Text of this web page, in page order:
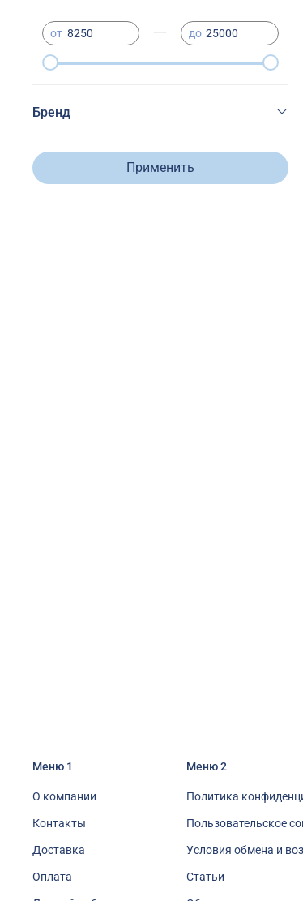
от до
Бренд
Применить
Меню 1
О компании
Контакты
Доставка
Оплата
Меню 2
Политика
Пользовательское
Условия обмена и
Статьи